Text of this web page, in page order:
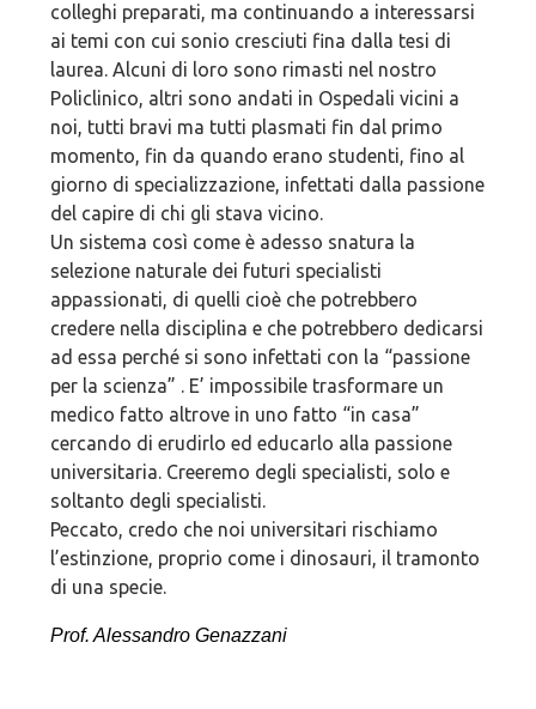
colleghi preparati, ma continuando a interessarsi
ai temi con cui sonio cresciuti fina dalla tesi di
laurea. Alcuni di loro sono rimasti nel nostro
Policlinico, altri sono andati in Ospedali vicini a
noi, tutti bravi ma tutti plasmati fin dal primo
momento, fin da quando erano studenti, fino al
giorno di specializzazione, infettati dalla passione
del capire di chi gli stava vicino.
Un sistema così come è adesso snatura la
selezione naturale dei futuri specialisti
appassionati, di quelli cioè che potrebbero
credere nella disciplina e che potrebbero dedicarsi
ad essa perché si sono infettati con la “passione
per la scienza” . E’ impossibile trasformare un
medico fatto altrove in uno fatto “in casa”
cercando di erudirlo ed educarlo alla passione
universitaria. Creeremo degli specialisti, solo e
soltanto degli specialisti.
Peccato, credo che noi universitari rischiamo
l’estinzione, proprio come i dinosauri, il tramonto
di una specie.
Prof. Alessandro Genazzani